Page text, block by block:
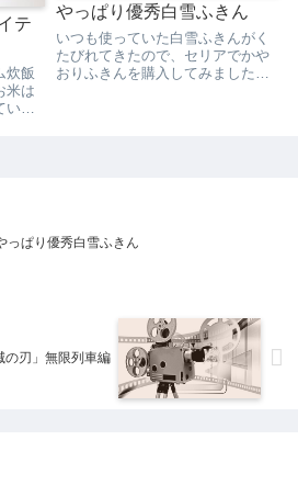
テ
炊飯
米は
ま
やっぱり優秀白雪ふきん
いつも使っていた白雪ふきんがく
たびれてきたので、セリアでかや
おりふきんを購入してみました。
っぱり優秀白雪ふきん
の刃」無限列車編